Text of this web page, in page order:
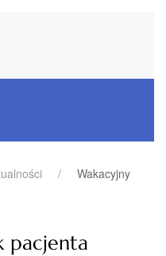
Wakacyjny
pacjenta